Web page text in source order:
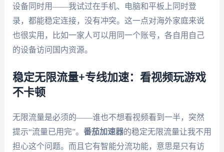
设备同时用——我试过在手机、电脑和平板上同时登
录，都能稳定连接，没有冲突。这一点对海外家庭来说
也很实用，比如一家人可以用同一个账号，各自用自己
的设备访问国内资源。
稳定无限流量+专线加速：看视频玩游戏
不卡顿
无限流量是必须的——谁也不想看视频看到一半，突然
提示“流量已用完”。 番茄加速器的稳定无限流量让我不用
担心这个问题。而且它有智能分流功能，意思是只有访